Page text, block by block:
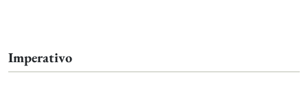
Imperativo